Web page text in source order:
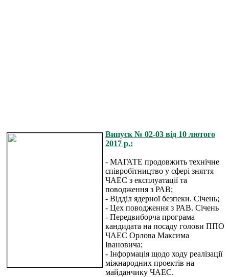
Випуск № 02-03 від 10 лютого
2017 р.:
- МАГАТЕ продовжить технічне
співробітництво у сфері зняття
ЧАЕС з експлуатації та
поводження з РАВ;
- Відділ ядерної безпеки. Січень;
- Цех поводження з РАВ. Січень
- Передвиборча програма
кандидата на посаду голови ППО
ЧАЕС Орлова Максима
Івановича;
- Інформація щодо ходу реалізації
міжнародних проектів на
майданчику ЧАЕС.